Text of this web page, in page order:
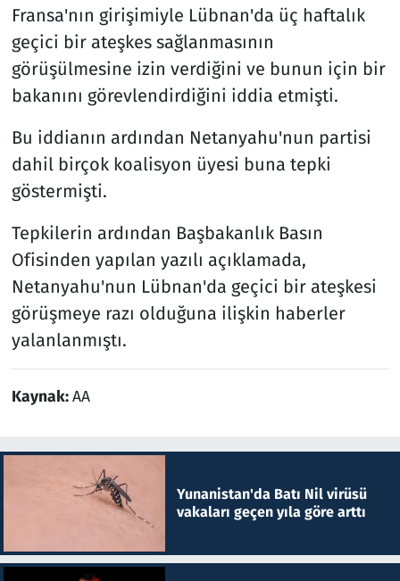
Fransa'nın girişimiyle Lübnan'da üç haftalık
geçici bir ateşkes sağlanmasının
görüşülmesine izin verdiğini ve bunun için bir
bakanını görevlendirdiğini iddia etmişti.
Bu iddianın ardından Netanyahu'nun partisi
dahil birçok koalisyon üyesi buna tepki
göstermişti.
Tepkilerin ardından Başbakanlık Basın
Ofisinden yapılan yazılı açıklamada,
Netanyahu'nun Lübnan'da geçici bir ateşkesi
görüşmeye razı olduğuna ilişkin haberler
yalanlanmıştı.
Kaynak:AA
Yunanistan'da Batı Nil virüsü
vakaları geçen yıla göre arttı